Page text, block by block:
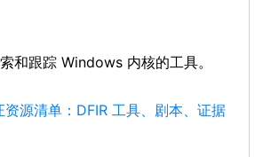
和跟踪 Windows 内核的工具。
源清单：DFIR 工具、剧本、证据